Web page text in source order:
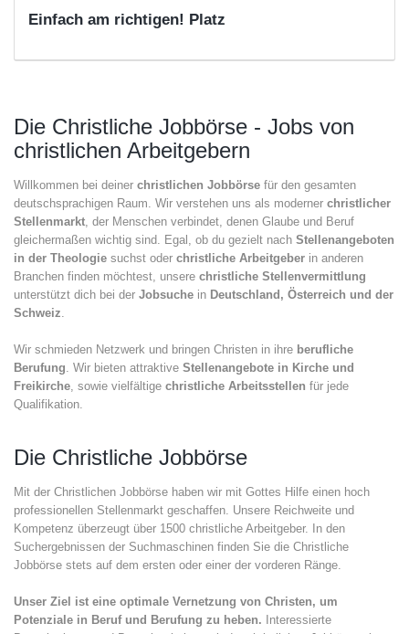
Einfach am richtigen! Platz
Die Christliche Jobbörse - Jobs von
christlichen Arbeitgebern
Willkommen bei deiner christlichen Jobbörse für den gesamten
deutschsprachigen Raum. Wir verstehen uns als moderner christlicher
Stellenmarkt, der Menschen verbindet, denen Glaube und Beruf
gleichermaßen wichtig sind. Egal, ob du gezielt nach Stellenangeboten
in der Theologie suchst oder christliche Arbeitgeber in anderen
Branchen finden möchtest, unsere christliche Stellenvermittlung
unterstützt dich bei der Jobsuche in Deutschland, Österreich und der
Schweiz.
Wir schmieden Netzwerk und bringen Christen in ihre berufliche
Berufung. Wir bieten attraktive Stellenangebote in Kirche und
Freikirche, sowie vielfältige christliche Arbeitsstellen für jede
Qualifikation.
Die Christliche Jobbörse
Mit der Christlichen Jobbörse haben wir mit Gottes Hilfe einen hoch
professionellen Stellenmarkt geschaffen. Unsere Reichweite und
Kompetenz überzeugt über 1500 christliche Arbeitgeber. In den
Suchergebnissen der Suchmaschinen finden Sie die Christliche
Jobbörse stets auf dem ersten oder einer der vorderen Ränge.
Unser Ziel ist eine optimale Vernetzung von Christen, um
Potenziale in Beruf und Berufung zu heben. Interessierte